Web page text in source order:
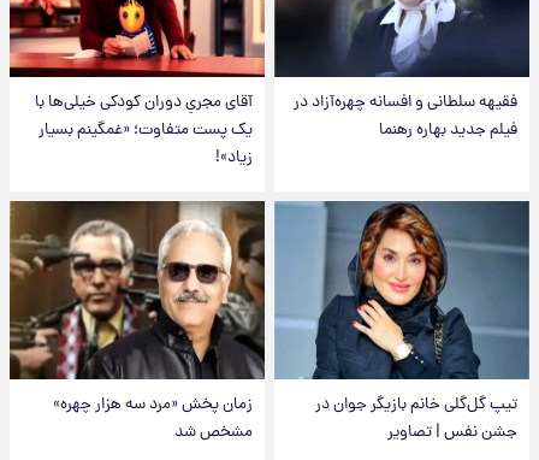
فقیهه سلطانی و افسانه چهره‌آزاد در
فیلم جدید بهاره رهنما
آقای مجریِ دوران کودکی خیلی‌ها با
یک پست متفاوت؛ «غمگینم بسیار
زیاد»!
تیپ گل‌گلی خانم بازیگر جوان در
جشن نفس | تصاویر
زمان پخش «مرد سه هزار چهره»
مشخص شد